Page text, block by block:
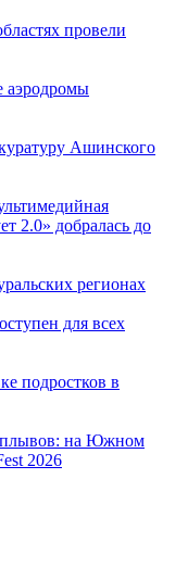
провели
аэродромы
Ашинского
2.0» добралась до
регионах
для всех
подростков в
на Южном
2026